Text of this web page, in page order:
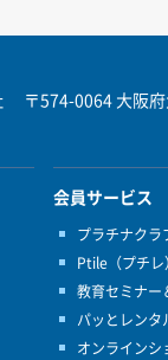
〒574-0064 大阪
会員サービス
プラチナク
Ptile（プチ
教育セミナー
パッとレンタ
オンラインシ